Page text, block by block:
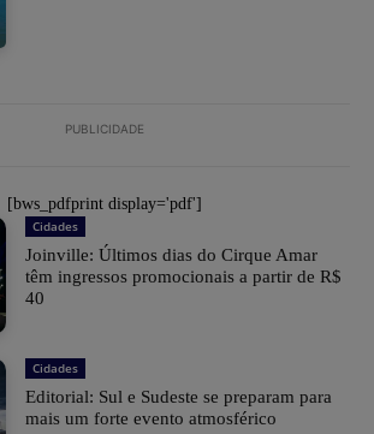
PUBLICIDADE
[bws_pdfprint display='pdf']
Cidades
Joinville: Últimos dias do Cirque Amar
têm ingressos promocionais a partir de R$
40
Cidades
Editorial: Sul e Sudeste se preparam para
mais um forte evento atmosférico